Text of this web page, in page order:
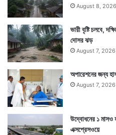
August 8, 2026
ভারী বৃষ্টি চলবে,
দোসর ঝড়
August 7, 2026
অপারেশনের জন্য
August 7, 2026
উদ্বোধনের ১ মাসও
এক্সপ্রেসওয়ে